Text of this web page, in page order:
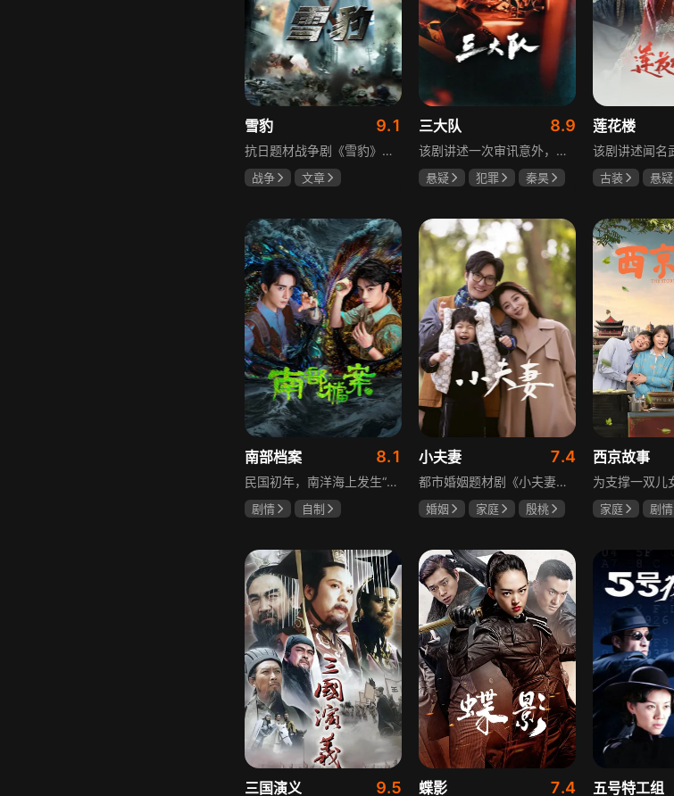
雪豹 9.1
抗日题材战争剧《雪豹》讲述抗日女学生陈怡是一个在革命道路上逐渐成长起来的优秀青年。从慷慨激昂的热血学生，到成熟稳重的革命战士，甚至执行任务的时候还要扮演性格大胆奔放的交际花，打入到敌人内部获取情报。在做情报工作时，与搭档张楚扮假夫妻，多次身陷险境命悬一线。周卫国原本是一名玩世不恭的富家子弟，却不乏热血，抗战时为了保护初恋女友，举枪杀了一名日本人，由此改名换姓走上了革命道路，从国民党中央军校到德国军校，再到回国创建中国第一支特战部队，成为了一个真正的传奇英雄。
战争
文章
三大队 8.9
该剧讲述一次审讯意外，三大队刑警程兵入狱服刑，队友受牵连脱警、降职，曾经的警界精英三大队分崩离析。十年牢狱，程兵重获自由，失去一切，而案件的犯罪嫌疑人王大勇依旧在逃。穿一天警服，终身是正义，不甘化作执着，利刃再次出鞘，程兵和三大队的兄弟重新集结踏上追凶之路，在孤独漫长的旅途中配合警方千里追凶，也在这苦行僧一样的历程中重新找到人生的坐标和生命的意义。本片根据原载于“网易人间”作者深蓝的《请转告局长，三大队任务完成》改编。
悬疑 犯罪
秦昊
莲花楼
古装 悬疑
南部档案 8.1
民国初年，南洋海上发生“水鬼望乡”离奇命案，张家外派调查神秘事务的南部档案馆坐办张海盐、张海虾二人搭档亲往调查，却意外卷入了一个用于猎杀海外张家人的绝命死局。张海虾以自己的死谋局求解，送张海盐上了“南安号”巨轮回厦城以图他能够有一线生机，但这趟波澜诡谲的航程似乎才刚刚起航，一手遮天的军阀大佬、单纯执着的少年账房、还有十年未见的至亲故人……张海盐独自面对着接踵而至的意外，而当他踏上厦城的那一刻，真正属于两个少年的命运才初初开始转动。
剧情
自制
小夫妻 7.4
都市婚姻题材剧《小夫妻》围绕经营十年婚姻的周全与车莉展开，原本家庭美满的二人突遭变故：周全怀才不遇还意外被裁员，车莉则被迫赶鸭子上架仓促创业，不可预期的生活变动让他们的婚姻陷入僵局。而立之年的两人，在现实压力与情感拉扯中挣扎，面临诸多矛盾与考验，他们能否重新调整生活节奏，修复婚姻关系，回到幸福生活的轨道，是该剧的核心看点。
婚姻 家庭
殷桃
西京故事
家庭
剧情
三国演义 9.5 蝶影 7.4 五号特工组